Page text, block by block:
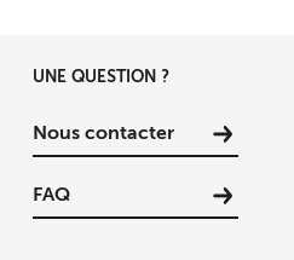
UNE QUESTION ?
Nous contacter
FAQ